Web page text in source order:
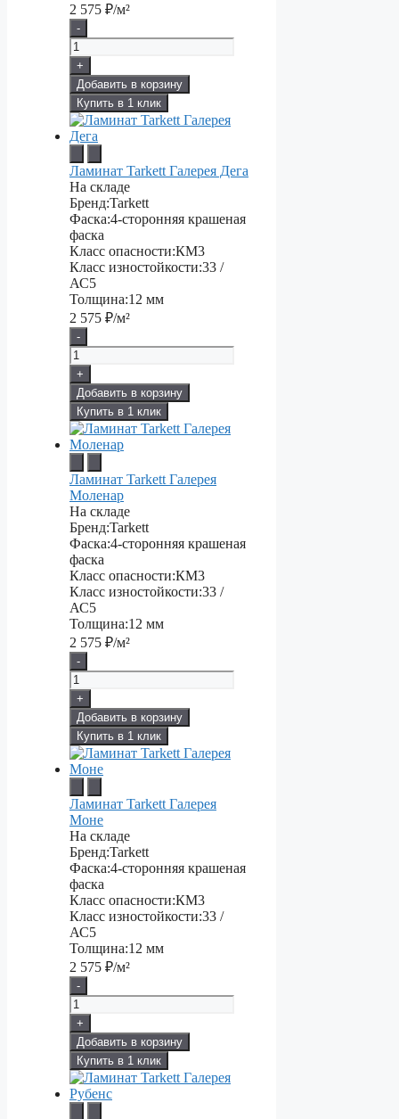
2 575 ₽/м²
-
+
Добавить в корзину
Купить в 1 клик
Ламинат Tarkett Галерея Дега
На складе
Бренд:Tarkett
Фаска:4-сторонняя крашеная
фаска
Класс опасности:КМ3
Класс изностойкости:33 /
АС5
Толщина:12 мм
2 575 ₽/м²
-
+
Добавить в корзину
Купить в 1 клик
Ламинат Tarkett Галерея
Моленар
На складе
Бренд:Tarkett
Фаска:4-сторонняя крашеная
фаска
Класс опасности:КМ3
Класс изностойкости:33 /
АС5
Толщина:12 мм
2 575 ₽/м²
-
+
Добавить в корзину
Купить в 1 клик
Ламинат Tarkett Галерея
Моне
На складе
Бренд:Tarkett
Фаска:4-сторонняя крашеная
фаска
Класс опасности:КМ3
Класс изностойкости:33 /
АС5
Толщина:12 мм
2 575 ₽/м²
-
+
Добавить в корзину
Купить в 1 клик